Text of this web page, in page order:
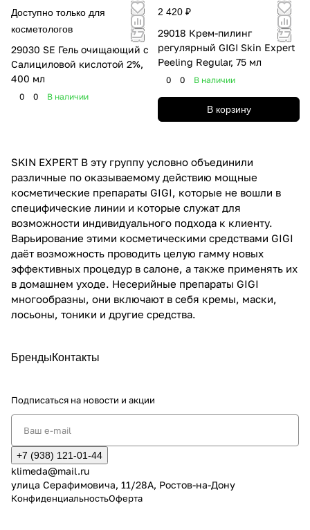
Доступно только для
косметологов
29030 SE Гель очищающий с
Салициловой кислотой 2%,
400 мл
0 0 В наличии
2 420 ₽
29018 Крем-пилинг
регулярный GIGI Skin Expert
Peeling Regular, 75 мл
0 0 В наличии
В корзину
SKIN EXPERT В эту группу условно объединили
различные по оказываемому действию мощные
косметические препараты GIGI, которые не вошли в
специфические линии и которые служат для
возможности индивидуального подхода к клиенту.
Варьирование этими косметическими средствами GIGI
даёт возможность проводить целую гамму новых
эффективных процедур в салоне, а также применять их
в домашнем уходе. Несерийные препараты GIGI
многообразны, они включают в себя кремы, маски,
лосьоны, тоники и другие средства.
БрендыКонтакты
Подписаться на новости и акции
+7 (938) 121-01-44
klimeda@mail.ru
улица Серафимовича, 11/28А, Ростов-на-Дону
КонфиденциальностьОферта